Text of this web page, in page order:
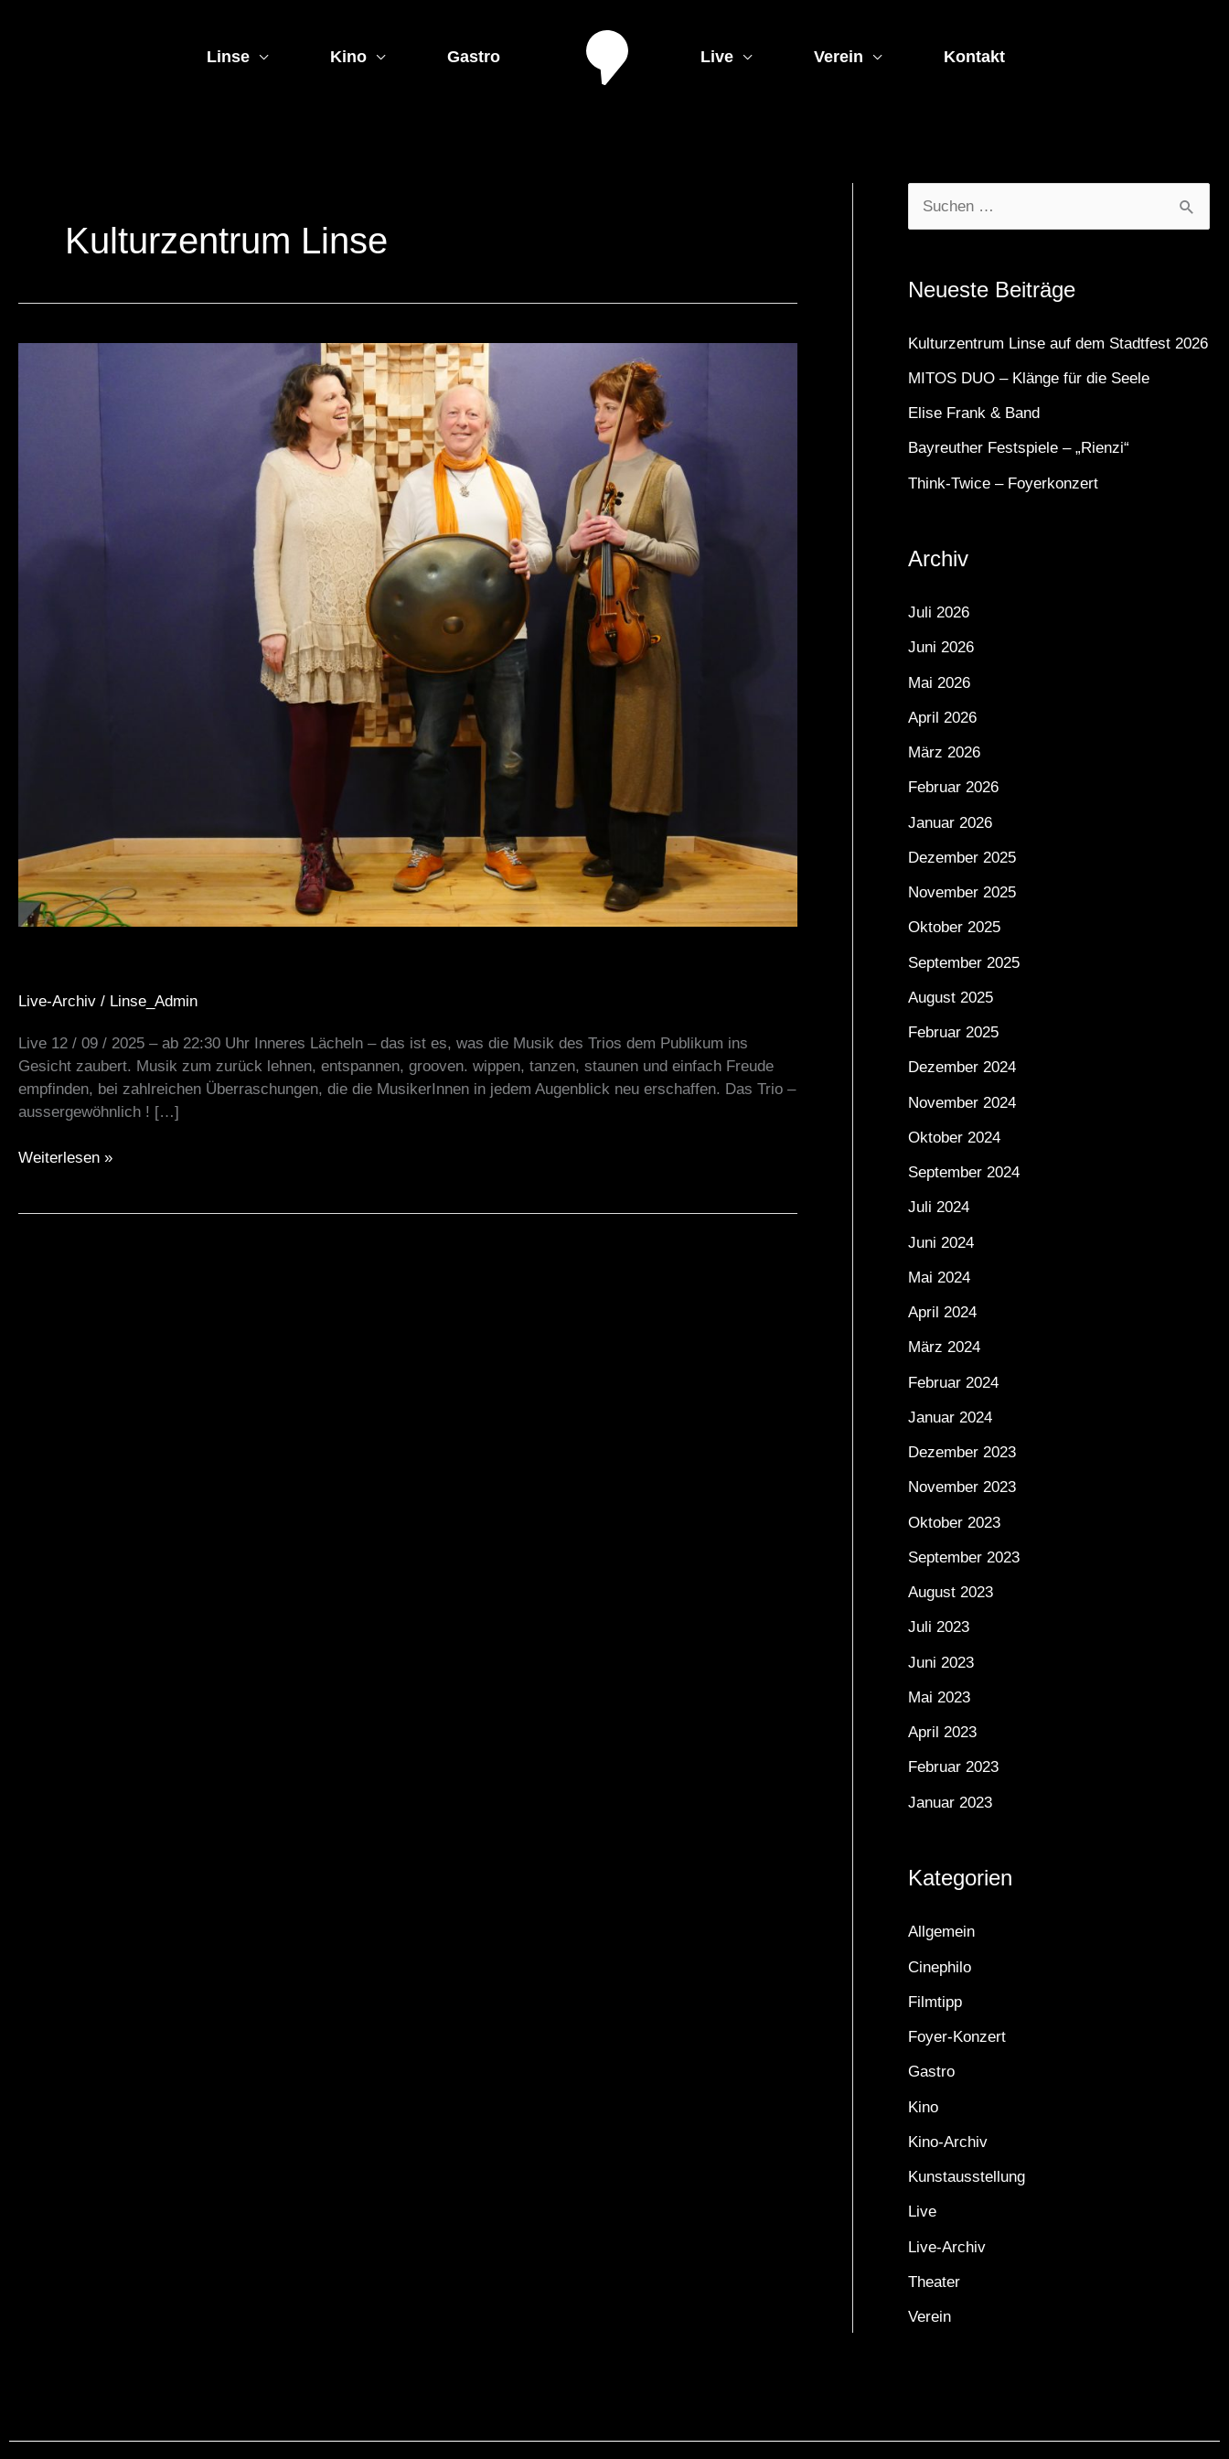
Linse Kino Gastro Live Verein Kontakt
Kulturzentrum Linse
Live-Archiv / Linse_Admin
Live 12 / 09 / 2025 – ab 22:30 Uhr Inneres Lächeln – das ist es, was die Musik des Trios dem Publikum ins
Gesicht zaubert. Musik zum zurück lehnen, entspannen, grooven. wippen, tanzen, staunen und einfach Freude
empfinden, bei zahlreichen Überraschungen, die die MusikerInnen in jedem Augenblick neu erschaffen. Das Trio –
aussergewöhnlich ! […]
Weiterlesen »
e
h
Neueste Beiträge
Kulturzentrum Linse auf dem Stadtfest 2026
MITOS DUO – Klänge für die Seele
Elise Frank & Band
Bayreuther Festspiele – „Rienzi“
Think-Twice – Foyerkonzert
Archiv
Juli 2026
Juni 2026
Mai 2026
April 2026
März 2026
Februar 2026
Januar 2026
Dezember 2025
November 2025
Oktober 2025
September 2025
August 2025
Februar 2025
Dezember 2024
November 2024
Oktober 2024
September 2024
Juli 2024
Juni 2024
Mai 2024
April 2024
März 2024
Februar 2024
Januar 2024
Dezember 2023
November 2023
Oktober 2023
September 2023
August 2023
Juli 2023
Juni 2023
Mai 2023
April 2023
Februar 2023
Januar 2023
Kategorien
Allgemein
Cinephilo
Filmtipp
Foyer-Konzert
Gastro
Kino
Kino-Archiv
Kunstausstellung
Live
Live-Archiv
Theater
Verein